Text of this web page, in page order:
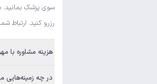
سوی پزشک بمانید.
رزرو کنید. ارتباط
هزینه مشاوره با مهری صداقت چقدر
در چه زمینه‌هایی می‌توانم از